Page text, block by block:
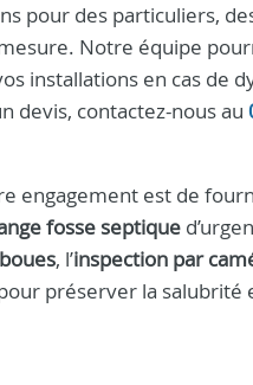
pour des particuliers,
Notre équipe
installations en cas de
devis, contactez-nous au
engagement est de
fosse septique
, l’inspection par
préserver la salubrité